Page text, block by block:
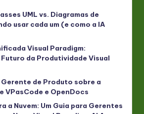
UML vs. Diagramas de
usar cada um (e como a IA
Visual Paradigm:
da Produtividade Visual
Gerente de Produto sobre a
VPasCode e OpenDocs
a Nuvem: Um Guia para Gerentes